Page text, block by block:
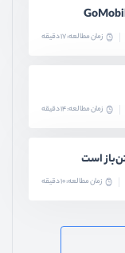
زمان مطالعه: 17 دقیقه
زمان مطالعه: 14 دقیقه
زمان مطالعه: 10 دقیقه